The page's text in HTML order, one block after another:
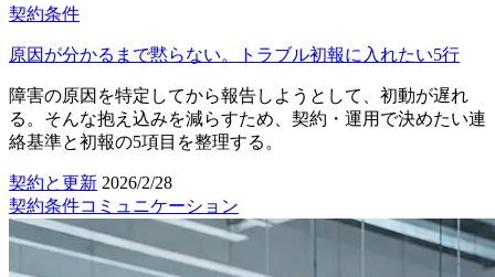
契約条件
原因が分かるまで黙らない。トラブル初報に入れたい5行
障害の原因を特定してから報告しようとして、初動が遅れ
る。そんな抱え込みを減らすため、契約・運用で決めたい連
絡基準と初報の5項目を整理する。
契約と更新 2026/2/28
契約条件コミュニケーション